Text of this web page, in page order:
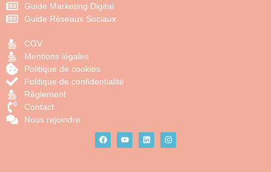
Guide Marketing Digital
Guide Réseaux Sociaux
CGV
Mentions légales
Politique de cookies
Politique de confidentialité
Règlement
Contact
Nous rejoindre